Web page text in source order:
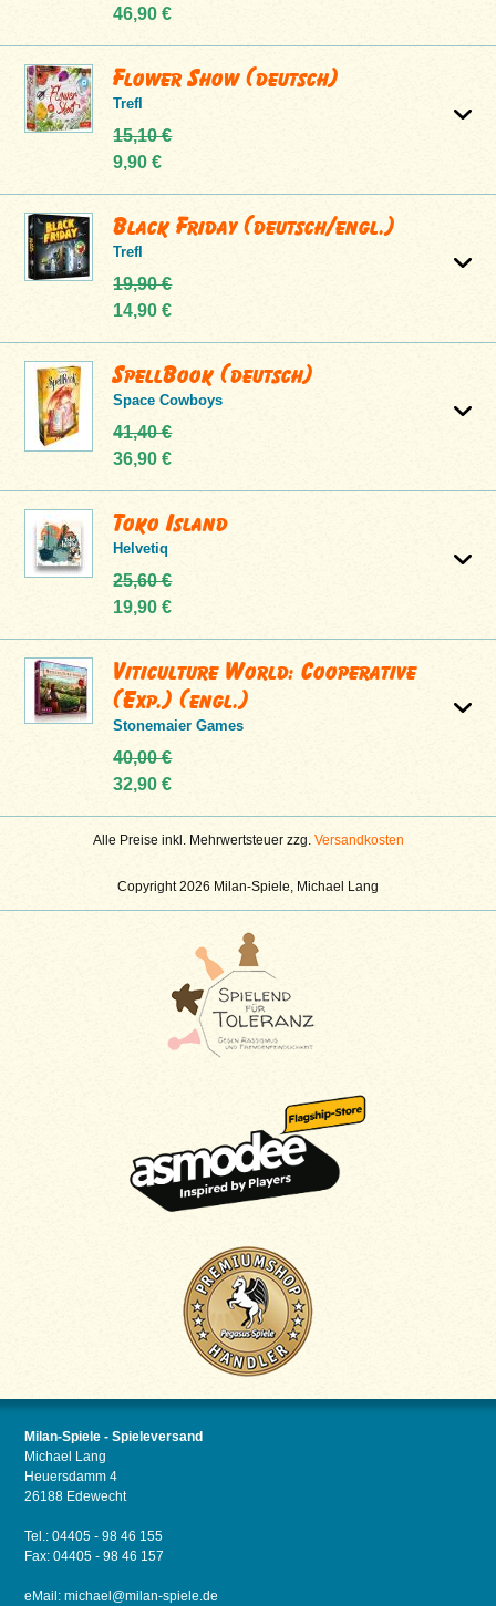
Copyright 2026 Milan-Spiele, Michael Lang
46,90 €
Flower Show (deutsch)
Trefl
15,10 €
9,90 €
Black Friday (deutsch/engl.)
Trefl
19,90 €
14,90 €
SpellBook (deutsch)
Space Cowboys
41,40 €
36,90 €
Toko Island
Helvetiq
25,60 €
19,90 €
Viticulture World: Cooperative
(Exp.) (engl.)
Stonemaier Games
40,00 €
32,90 €
Alle Preise inkl. Mehrwertsteuer zzg. Versandkosten
Milan-Spiele - Spieleversand
Michael Lang
Heuersdamm 4
26188 Edewecht
Tel.: 04405 - 98 46 155
Fax: 04405 - 98 46 157
eMail:michael@milan-spiele.de